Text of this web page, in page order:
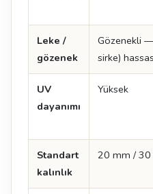
Leke /
gözenek
Gözenekli —
sirke)
UV
dayanımı
Yüksek
Standart
kalınlık
20 mm / 30